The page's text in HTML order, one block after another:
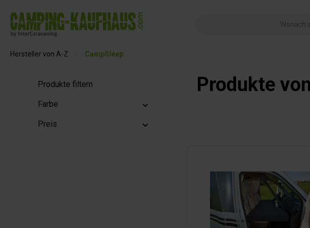
Zur Hauptnavigation springen
Hersteller von A-Z CampSleep
Produkte filtern
Farbe
Preis
Produkte